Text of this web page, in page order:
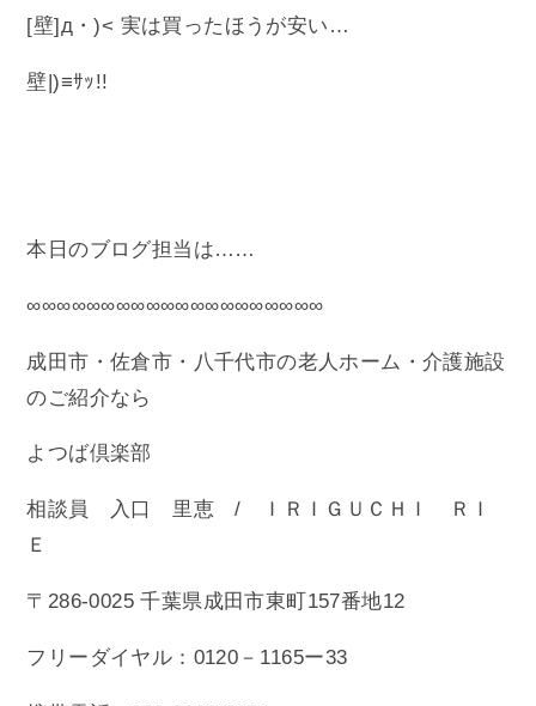
[壁]д・)< 実は買ったほうが安い…
壁|)≡ｻｯ!!
本日のブログ担当は……
∞∞∞∞∞∞∞∞∞∞∞∞∞∞∞∞∞∞∞∞
成田市・佐倉市・八千代市の老人ホーム・介護施設
のご紹介なら
よつば倶楽部
相談員 入口 里恵 / ＩＲＩＧＵＣＨＩ ＲＩ
Ｅ
〒286-0025 千葉県成田市東町157番地12
フリーダイヤル：0120－1165ー33